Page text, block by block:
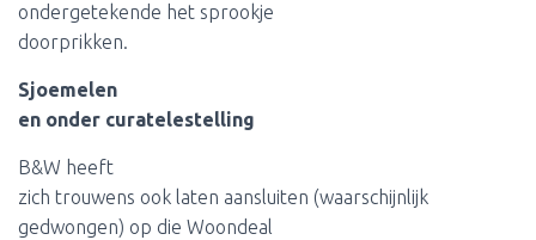
ondergetekende het sprookje
doorprikken.
Sjoemelen
en onder curatelestelling
B&W heeft
zich trouwens ook laten aansluiten (waarschijnlijk
gedwongen) op die Woondeal